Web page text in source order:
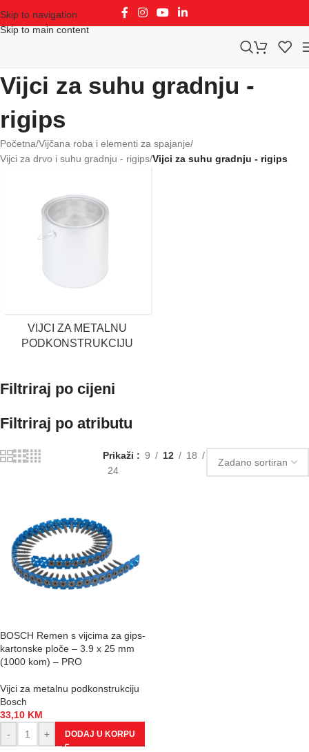
Skip to navigation
Skip to main content
Vijci za suhu gradnju -
rigips
Početna/Vijčana roba i elementi za spajanje/
Vijci za drvo i suhu gradnju - rigips/Vijci za suhu gradnju - rigips
VIJCI ZA METALNU
PODKONSTRUKCIJU
Filtriraj po cijeni
Filtriraj po atributu
Prikaži 9 12
18
24
BOSCH Remen s vijcima za gips-
kartonske ploče – 3.9 x 25 mm
(1000 kom) – PRO
Vijci za metalnu podkonstrukciju
Bosch
33,10 KM
-
+ DODAJ U KORPU